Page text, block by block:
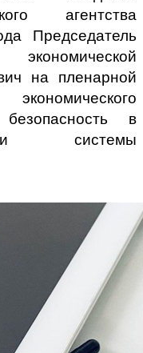
агентства
Председатель
на пленарной
в
системы